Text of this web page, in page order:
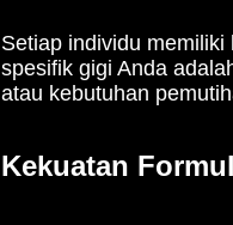
Setiap individu
spesifik gigi Anda
atau kebutuhan
Kekuatan